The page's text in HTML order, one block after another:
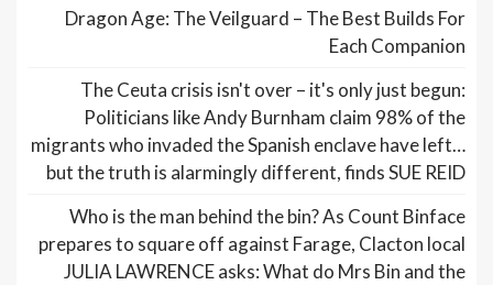
Dragon Age: The Veilguard – The Best Builds For
Each Companion
The Ceuta crisis isn't over – it's only just begun:
Politicians like Andy Burnham claim 98% of the
migrants who invaded the Spanish enclave have left…
but the truth is alarmingly different, finds SUE REID
Who is the man behind the bin? As Count Binface
prepares to square off against Farage, Clacton local
JULIA LAWRENCE asks: What do Mrs Bin and the